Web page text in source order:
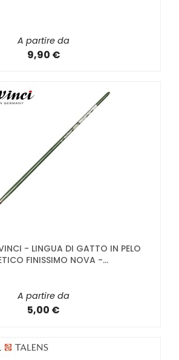
A partire da
9,90 €
- LINGUA DI GATTO IN PELO
FINISSIMO NOVA -...
A partire da
5,00 €